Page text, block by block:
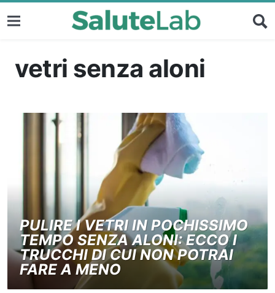
vetri senza aloni
PULIRE I VETRI IN POCHISSIMO
TEMPO SENZA ALONI: ECCO I
TRUCCHI DI CUI NON POTRAI
FARE A MENO